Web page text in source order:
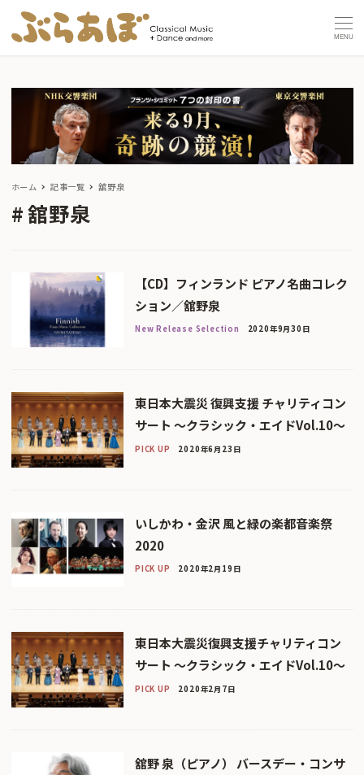
MENU
ホーム 記事一覧 舘野泉
舘野泉
【CD】フィンランド ピアノ名曲コレク
ション／舘野泉
New Release Selection 2020年9月30日
東日本大震災 復興支援 チャリティコン
サート ～クラシック・エイドVol.10～
PICK UP 2020年6月23日
いしかわ・金沢 風と緑の楽都音楽祭
2020
PICK UP 2020年2月19日
東日本大震災復興支援チャリティコン
サート 〜クラシック・エイドVol.10〜
PICK UP 2020年2月7日
舘野 泉（ピアノ） バースデー・コンサ